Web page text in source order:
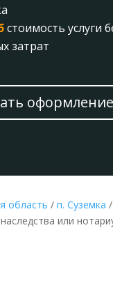
стоимость услуги
затрат
оформление
область / п. Суземка
или